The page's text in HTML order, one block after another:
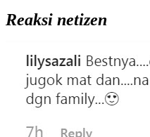
Reaksi netizen